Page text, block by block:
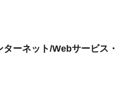
ーネット/Webサービス・